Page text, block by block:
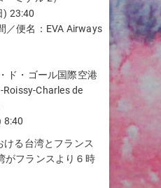
) 23:40
／便名：EVA Airways
ド・ゴール国際空港
Roissy-Charles de
8:40
ける台湾とフランス
がフランスより６時